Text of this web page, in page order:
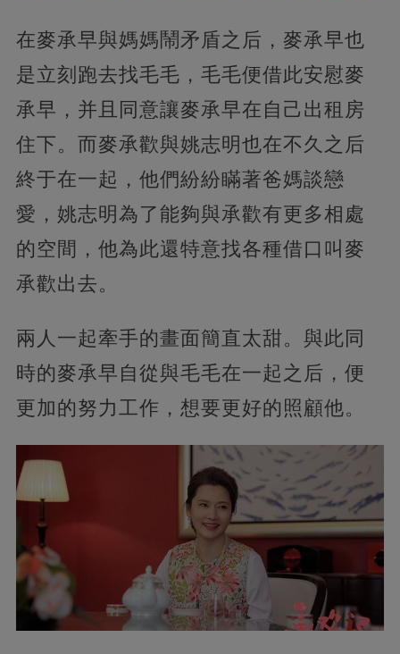
在麥承早與媽媽鬧矛盾之后，麥承早也
是立刻跑去找毛毛，毛毛便借此安慰麥
承早，并且同意讓麥承早在自己出租房
住下。而麥承歡與姚志明也在不久之后
終于在一起，他們紛紛瞞著爸媽談戀
愛，姚志明為了能夠與承歡有更多相處
的空間，他為此還特意找各種借口叫麥
承歡出去。
兩人一起牽手的畫面簡直太甜。與此同
時的麥承早自從與毛毛在一起之后，便
更加的努力工作，想要更好的照顧他。